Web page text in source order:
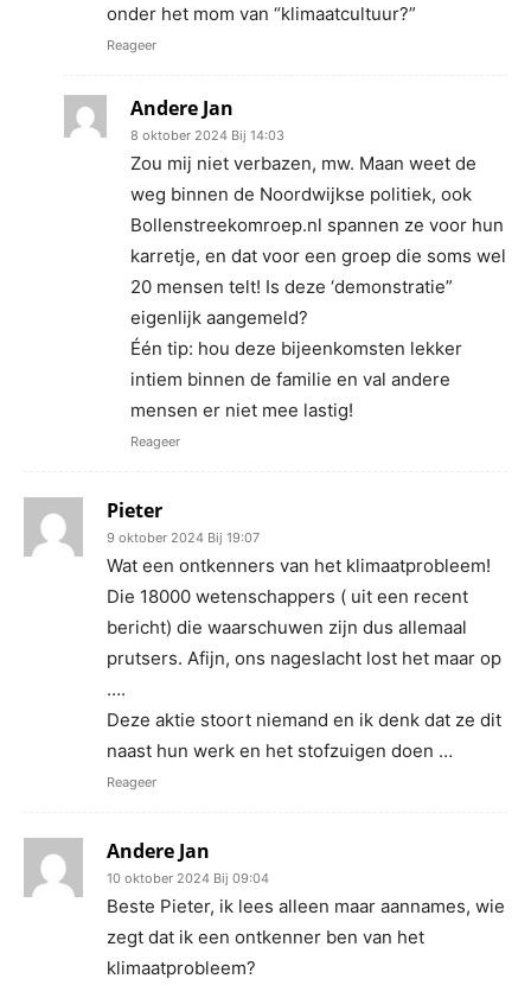
onder het mom van “klimaatcultuur?”
Reageer
Andere Jan
8 oktober 2024 Bij 14:03
Zou mij niet verbazen, mw. Maan weet de
weg binnen de Noordwijkse politiek, ook
Bollenstreekomroep.nl spannen ze voor hun
karretje, en dat voor een groep die soms wel
20 mensen telt! Is deze ‘demonstratie”
eigenlijk aangemeld?
Één tip: hou deze bijeenkomsten lekker
intiem binnen de familie en val andere
mensen er niet mee lastig!
Reageer
Pieter
9 oktober 2024 Bij 19:07
Wat een ontkenners van het klimaatprobleem!
Die 18000 wetenschappers ( uit een recent
bericht) die waarschuwen zijn dus allemaal
prutsers. Afijn, ons nageslacht lost het maar op
….
Deze aktie stoort niemand en ik denk dat ze dit
naast hun werk en het stofzuigen doen …
Reageer
Andere Jan
10 oktober 2024 Bij 09:04
Beste Pieter, ik lees alleen maar aannames, wie
zegt dat ik een ontkenner ben van het
klimaatprobleem?